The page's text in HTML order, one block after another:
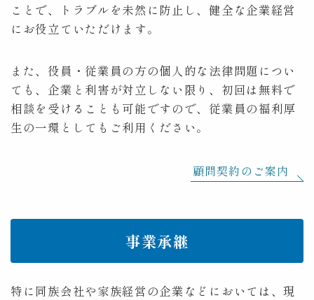
ことで、トラブルを未然に防止し、健全な企業経営
にお役立ていただけます。
また、役員・従業員の方の個人的な法律問題につい
ても、企業と利害が対立しない限り、初回は無料で
相談を受けることも可能ですので、従業員の福利厚
生の一環としてもご利用ください。
顧問契約のご案内
事業承継
特に同族会社や家族経営の企業などにおいては、現